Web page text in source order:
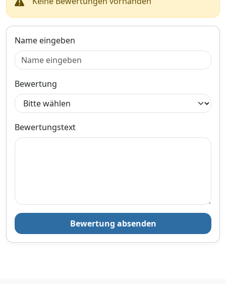
Verkauf und Versand durch
Bezahlarten
Zum Angebot
Produktinformationen des Anbieters
Verkauf und Versand durch
Name eingeben
Bewertung
Bewertungstext
Bewertung absenden